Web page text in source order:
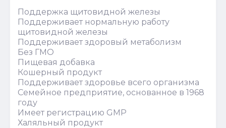
Поддержка щитовидной железы
Поддерживает нормальную работу
щитовидной железы
Поддерживает здоровый метаболизм
Без ГМО
Пищевая добавка
Кошерный продукт
Поддерживает здоровье всего организма
Семейное предприятие, основанное в 1968
году
Имеет регистрацию GMP
Халяльный продукт